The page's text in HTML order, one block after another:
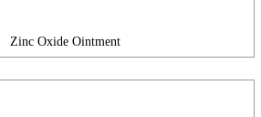
Zinc Oxide Ointment